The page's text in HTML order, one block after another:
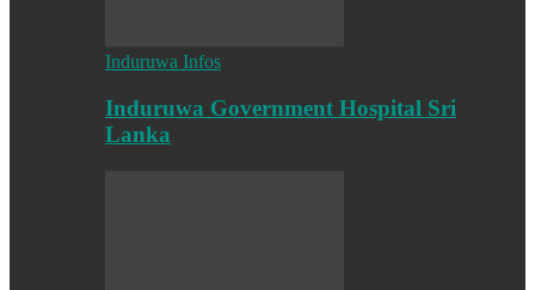
Induruwa Infos
Induruwa Government Hospital Sri
Lanka